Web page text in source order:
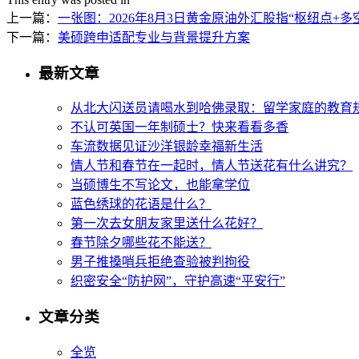
上一篇： 一张图：2026年8月3日黄金原油外汇股指“枢纽点+多
下一篇： 美硕跨申适配专业与背景提升方案
最新文章
从北大闪送员请喝水到哈佛录取：留学家庭的教育
不认可英国一年制硕士？快来看看多香
车流数据见证沙洋银龄幸福新生活
情人节和春节在一起时，情人节送花有什么讲究？
当硕博生不写论文，也能拿学位
蓝色绣球的花语是什么？
第一次去女朋友家里送什么花好？
春节除夕哪些花不能送？
男子推搡哨兵拒绝查验被判拘役
织密安全“防护网”，守护高速“平安行”
文章分类
全览